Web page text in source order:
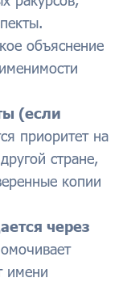
объяснение
(если
приоритет на
стране,
копии
через
имени